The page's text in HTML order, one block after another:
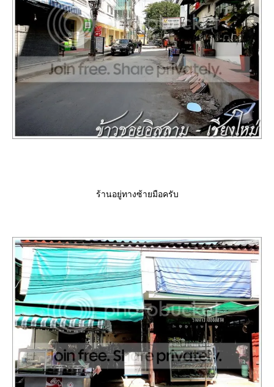
ร้านอยู่ทางซ้ายมือครับ